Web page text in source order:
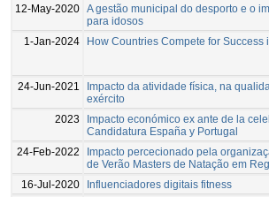
12-May-2020 A gestão municipal do desporto e o
para idosos
1-Jan-2024
How Countries Compete for Success
24-Jun-2021
Impacto da atividade física, na
exército
2023
Impacto económico ex ante de la
Candidatura España y Portugal
24-Feb-2022
Impacto percecionado pela
de Verão Masters de Natação em
16-Jul-2020 Influenciadores digitais fitness